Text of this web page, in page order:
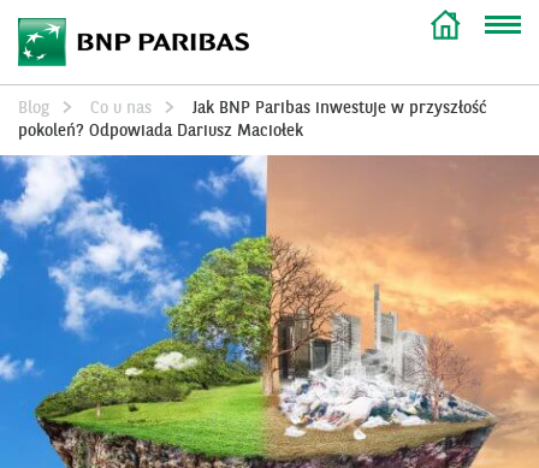
Blog Co u nas
Jak BNP Paribas inwestuje w przyszłość
pokoleń? Odpowiada Dariusz Maciołek